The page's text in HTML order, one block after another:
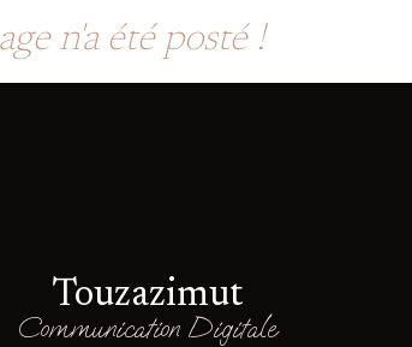
n'a été posté !
Touzazimut
Communication Digitale